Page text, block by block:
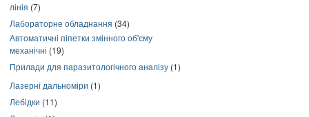
лінія (7)
Лабораторне обладнання (34)
Автоматичні піпетки змінного об'єму
механічні (19)
Прилади для паразитологічного аналізу (1)
Лазерні дальноміри (1)
Лебідки (11)